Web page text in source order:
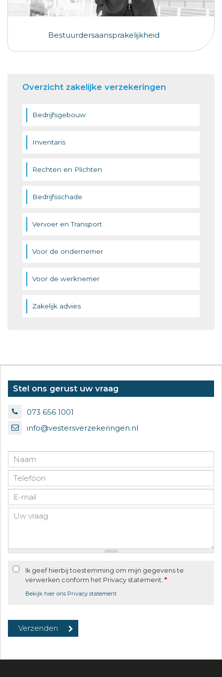
Bestuurdersaansprakelijkheid
Overzicht zakelijke verzekeringen
Bedrijfsgebouw
Inventaris
Rechten en Plichten
Bedrijfsschade
Vervoer en Transport
Voor de ondernemer
Voor de werknemer
Zakelijk advies
Stel ons gerust uw vraag
073 656 1001
info@vestersverzekeringen.nl
Ik geef hierbij toestemming om mijn gegevens te
verwerken conform het Privacy statement. *
Bekijk hier ons Privacy statement